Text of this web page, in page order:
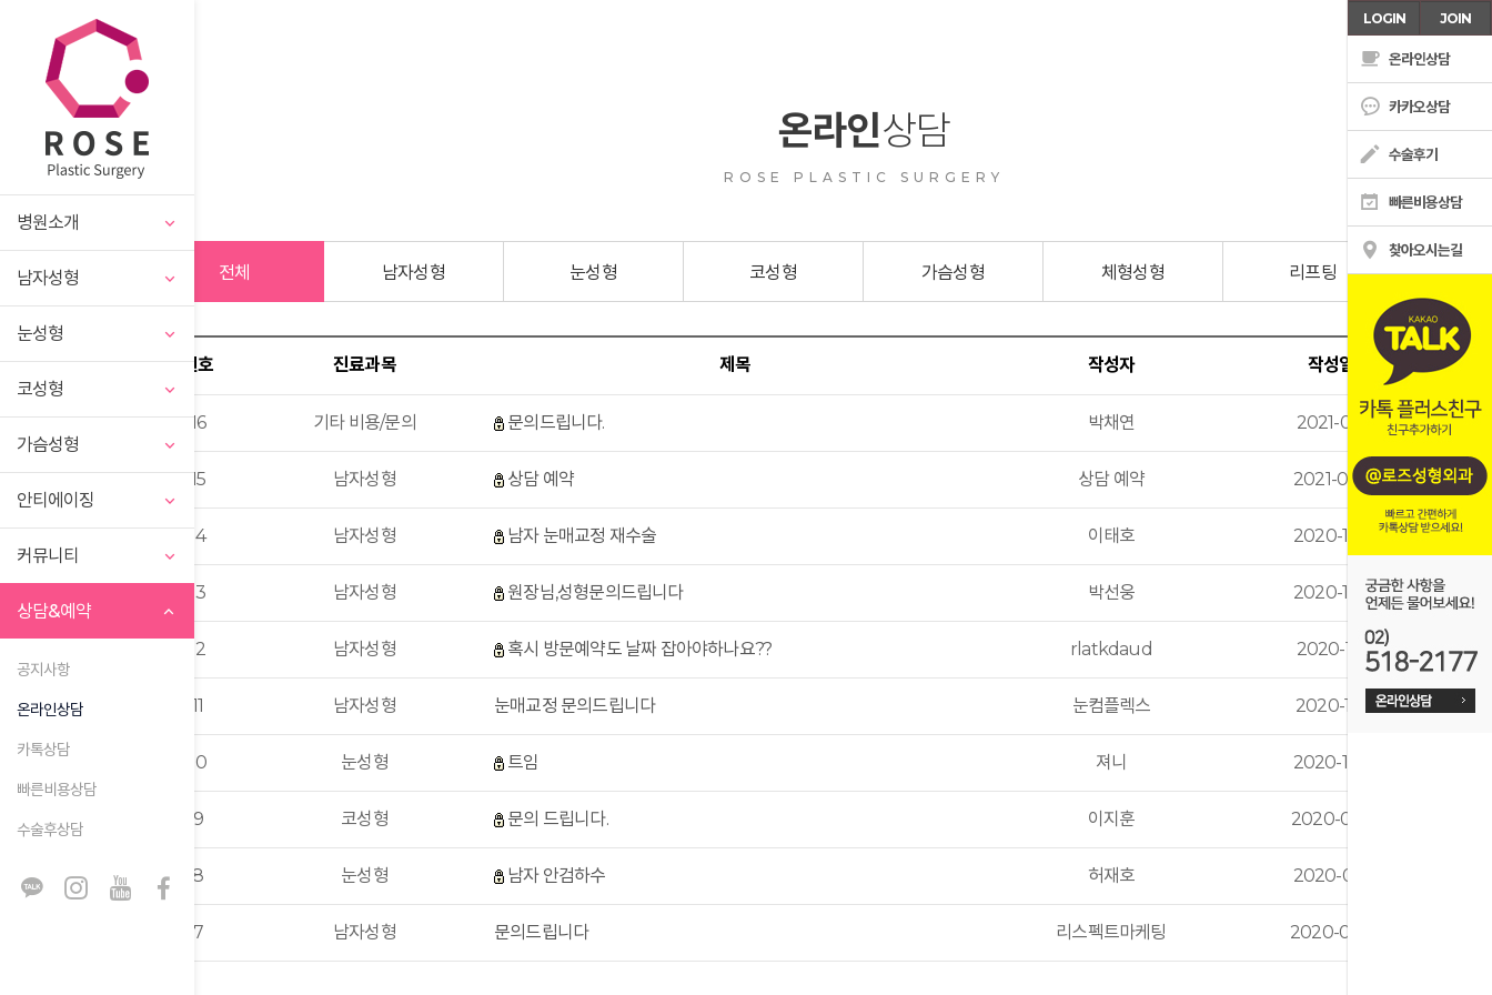
병원소개
남자성형
눈성형
코성형
가슴성형
안티에이징
커뮤니티
상담&예약
공지사항
온라인상담
카톡상담
빠른비용상담
수술후상담
온라인상담
ROSE PLASTIC SURGERY
전체 남자성형 눈성형 코성형 가슴성형 체형성형 리프팅 기타
번호 진료과목 제목 작성자 작성일자
16 기타 비용/문의 문의드립니다. 박채연 2021-02-14
15 남자성형 상담 예약 상담 예약 2021-02-02
14 남자성형 남자 눈매교정 재수술 이태호 2020-12-04
13 남자성형 원장님,성형문의드립니다 박선웅 2020-12-03
12 남자성형 혹시 방문예약도 날짜 잡아야하나요?? rlatkdaud 2020-11-05
11 남자성형 눈매교정 문의드립니다 눈컴플렉스 2020-10-21
10 눈성형 트임 져니 2020-10-07
9 코성형 문의 드립니다. 이지훈 2020-09-24
8 눈성형 남자 안검하수 허재호 2020-09-18
7 남자성형 문의드립니다 리스펙트마케팅 2020-09-08
카톡상담
수술후기
온라인예약
LOGIN JOIN
온라인상담
카카오상담
수술후기
빠른비용상담
찾아오시는길